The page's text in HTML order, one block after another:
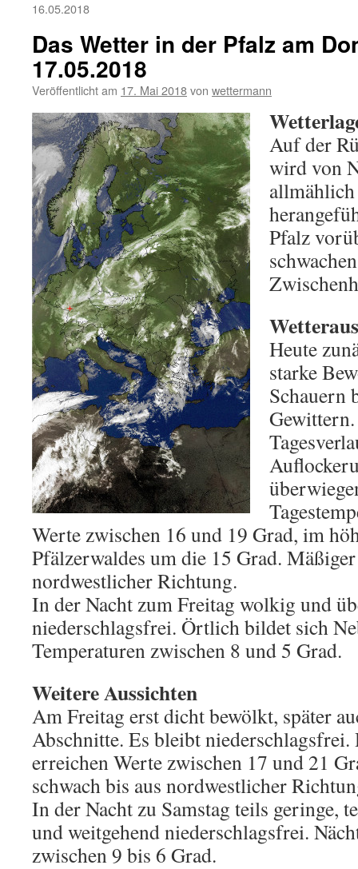
16.05.2018
Das Wetter in der Pfalz am
17.05.2018
Veröffentlicht am 17. Mai 2018von wettermann
Auf der
wird von
Pfalz
schwachen
Heute
starke
Schauern
Werte zwischen 16 und 19 Grad, im
Pfälzerwaldes um die 15 Grad.
nordwestlicher Richtung.
In der Nacht zum Freitag wolkig und
niederschlagsfrei. Örtlich bildet sich
Temperaturen zwischen 8 und 5 Grad.
Weitere Aussichten
Am Freitag erst dicht bewölkt, später
Abschnitte. Es bleibt niederschlagsfrei.
erreichen Werte zwischen 17 und 21
schwach bis aus nordwestlicher
In der Nacht zu Samstag teils geringe,
und weitgehend niederschlagsfrei.
zwischen 9 bis 6 Grad.